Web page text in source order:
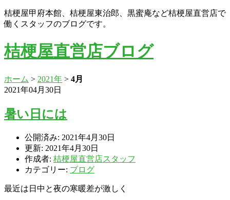
桔梗屋甲府本館、桔梗屋東治郎、黒蜜庵など桔梗屋直営店で
働くスタッフのブログです。
桔梗屋直営店ブログ
ホーム > 2021年 > 4月
2021年04月30日
暑い日には
公開済み: 2021年4月30日
更新: 2021年4月30日
作成者: 桔梗屋直営店スタッフ
カテゴリー: ブログ
最近は日中と夜の寒暖差が激しく